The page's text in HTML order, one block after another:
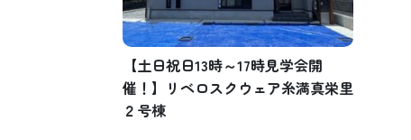
【土日祝日13時～17時見学会開
催！】リベロスクウェア糸満真栄里
２号棟